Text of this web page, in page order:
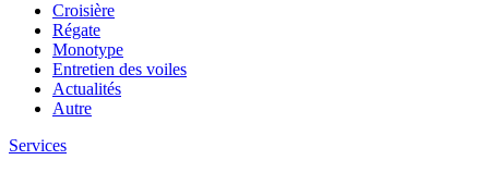
Croisière
Régate
Monotype
Entretien des voiles
Actualités
Autre
Services